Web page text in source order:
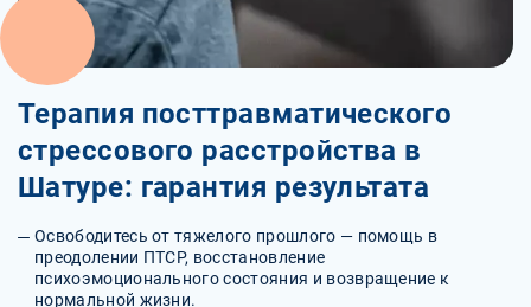
Терапия посттравматического
стрессового расстройства в
Шатуре: гарантия результата
Освободитесь от тяжелого прошлого — помощь в
преодолении ПТСР, восстановление
психоэмоционального состояния и возвращение к
нормальной жизни.